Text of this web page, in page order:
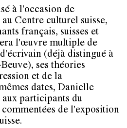
à l'occasion de
Centre culturel suisse,
français, suisses et
l'œuvre multiple de
(déjà distingué à
ses théories
et de la
dates, Danielle
aux participants du
de l'exposition